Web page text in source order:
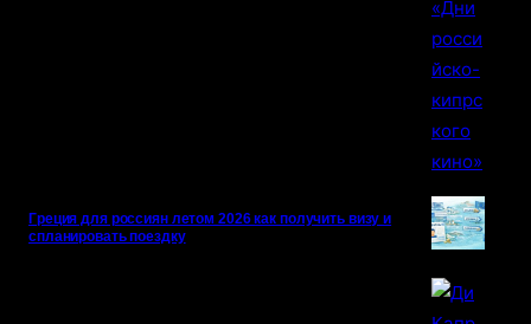
Греция для россиян летом 2026 как получить визу и
спланировать поездку